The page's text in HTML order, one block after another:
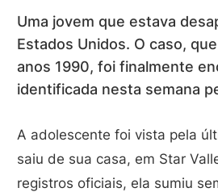
Uma jovem que estava
Estados Unidos. O caso,
anos 1990, foi finalmente
identificada nesta semana
A adolescente foi vista pela
saiu de sua casa, em Star
registros oficiais, ela sumiu